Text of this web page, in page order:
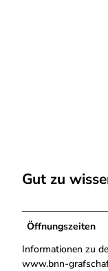
Gut zu
Öffnungszeiten
Informationen zu
www.bnn-